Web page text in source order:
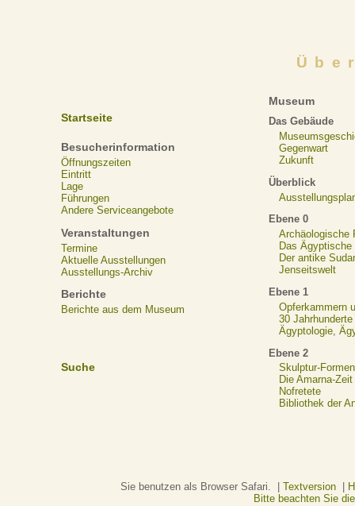
Startseite
Besucherinformation
Öffnungszeiten
Eintritt
Lage
Führungen
Andere Serviceangebote
Veranstaltungen
Termine
Aktuelle Ausstellungen
Ausstellungs-Archiv
Berichte
Berichte aus dem Museum
Suche
Museum
Das Gebäude
Gegenwart
Zukunft
Überblick
Ebene 0
Archäologische
Das Ägyptische
Der antike
Jenseitswelt
Ebene 1
Opferkammern
30
Ägyptologie,
Ebene 2
Skulptur-Formen
Die Amarna-Zeit
Nofretete
Bibliothek der
Sie benutzen als Browser Safari. | Textversion|
Bitte beachten Sie